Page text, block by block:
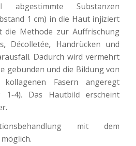
abgestimmte Substanzen
1 cm) in die Haut injiziert
die Methode zur Auffrischung
Décolletée, Handrücken und
Dadurch wird vermehrt
gebunden und die Bildung von
Fasern angeregt
1-4). Das Hautbild erscheint
mit dem